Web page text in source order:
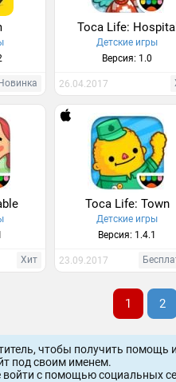
Новинка
Toca Life: Hospital
Детские игры
Версия: 1.0
26.04.2017
Хит
Toca Life: Town
Детские игры
Версия: 1.4.1
23.09.2017
1 2
чтобы получить помощь
под своим именем.
c помощью социальных